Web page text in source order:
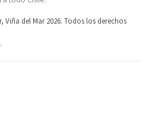
Viña del Mar 2026. Todos los derechos
.